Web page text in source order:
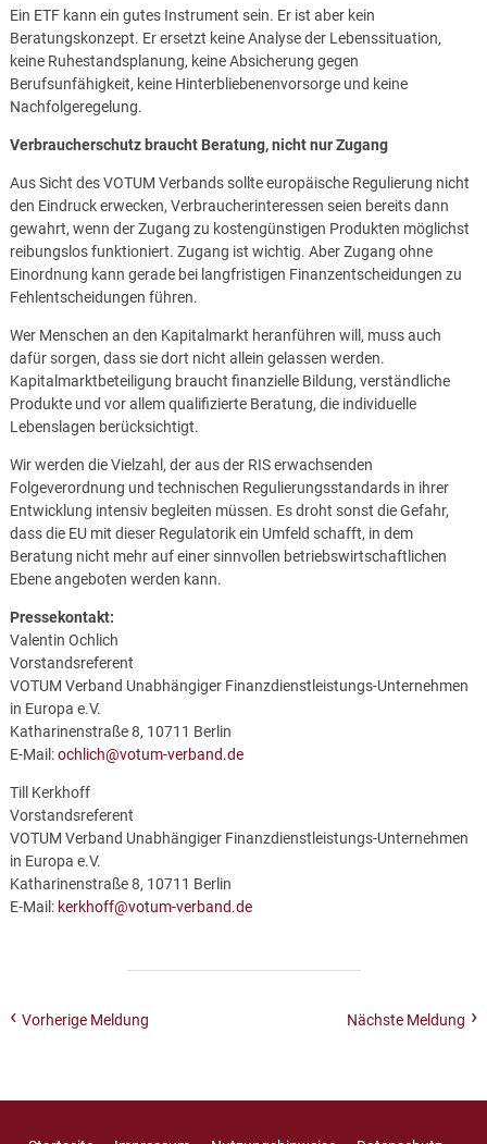
Ein ETF kann ein gutes Instrument sein. Er ist aber kein
Beratungskonzept. Er ersetzt keine Analyse der Lebenssituation,
keine Ruhestandsplanung, keine Absicherung gegen
Berufsunfähigkeit, keine Hinterbliebenenvorsorge und keine
Nachfolgeregelung.
Verbraucherschutz braucht Beratung, nicht nur Zugang
Aus Sicht des VOTUM Verbands sollte europäische Regulierung nicht
den Eindruck erwecken, Verbraucherinteressen seien bereits dann
gewahrt, wenn der Zugang zu kostengünstigen Produkten möglichst
reibungslos funktioniert. Zugang ist wichtig. Aber Zugang ohne
Einordnung kann gerade bei langfristigen Finanzentscheidungen zu
Fehlentscheidungen führen.
Wer Menschen an den Kapitalmarkt heranführen will, muss auch
dafür sorgen, dass sie dort nicht allein gelassen werden.
Kapitalmarktbeteiligung braucht finanzielle Bildung, verständliche
Produkte und vor allem qualifizierte Beratung, die individuelle
Lebenslagen berücksichtigt.
Wir werden die Vielzahl, der aus der RIS erwachsenden
Folgeverordnung und technischen Regulierungsstandards in ihrer
Entwicklung intensiv begleiten müssen. Es droht sonst die Gefahr,
dass die EU mit dieser Regulatorik ein Umfeld schafft, in dem
Beratung nicht mehr auf einer sinnvollen betriebswirtschaftlichen
Ebene angeboten werden kann.
Pressekontakt:
Valentin Ochlich
Vorstandsreferent
VOTUM Verband Unabhängiger Finanzdienstleistungs-Unternehmen
in Europa e.V.
Katharinenstraße 8, 10711 Berlin
E-Mail:ochlich@votum-verband.de
Till Kerkhoff
Vorstandsreferent
VOTUM Verband Unabhängiger Finanzdienstleistungs-Unternehmen
in Europa e.V.
Katharinenstraße 8, 10711 Berlin
E-Mail: kerkhoff@votum-verband.de
Vorherige Meldung Nächste Meldung